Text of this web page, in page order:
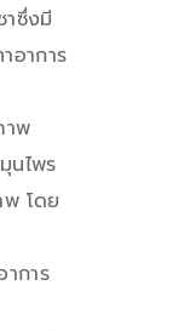
ซึ่งมี
อาการ
าพ
นไพร
พ โดย
การ